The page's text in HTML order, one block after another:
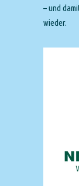
– und
wieder.